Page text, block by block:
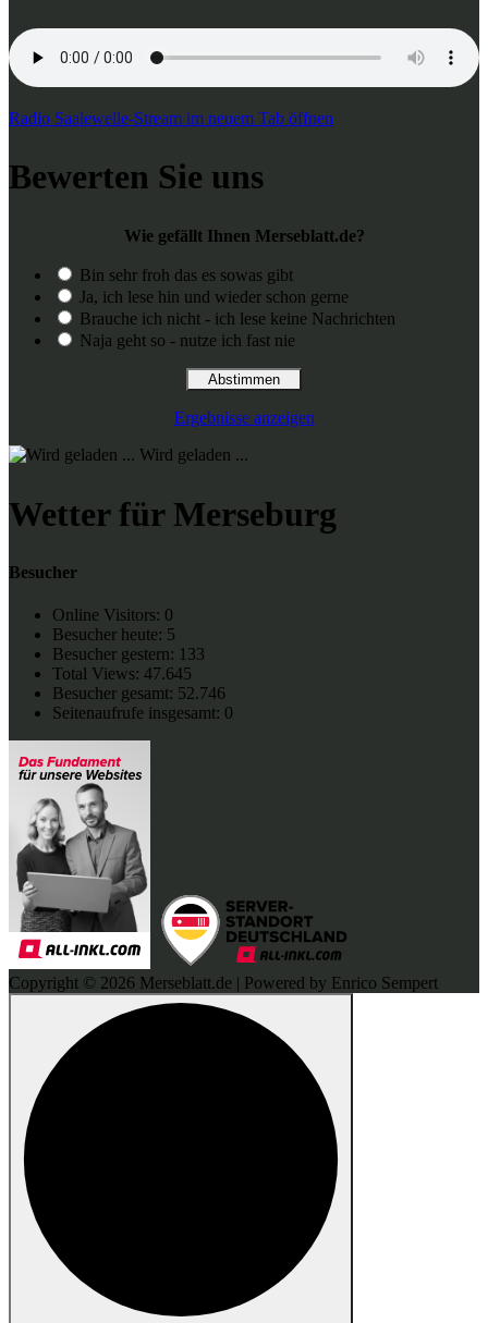
Radio Saalewelle-Stream im neuem Tab öffnen
Bewerten Sie uns
Wie gefällt Ihnen Merseblatt.de?
Bin sehr froh das es sowas gibt
Ja, ich lese hin und wieder schon gerne
Brauche ich nicht - ich lese keine Nachrichten
Naja geht so - nutze ich fast nie
Ergebnisse anzeigen
Wird geladen ...
Wetter für Merseburg
Besucher
Online Visitors: 0
Besucher heute: 5
Besucher gestern: 133
Total Views: 47.645
Besucher gesamt: 52.746
Seitenaufrufe insgesamt: 0
Copyright © 2026 Merseblatt.de | Powered by Enrico Sempert